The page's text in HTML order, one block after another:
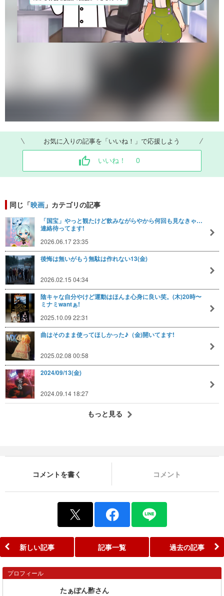
お気に入りの記事を「いいね！」で応援しよう
いいね！ 0
同じ「映画 」カテゴリの記事
「国宝」やっと観たけど飲みながらやから何回も見なきゃ…
連絡待ってます!
2026.06.17 23:35
後悔は無いがもう無駄は作れない13(金)
2026.02.15 04:34
陰キャな自分やけど運動はほんま心身に良い笑。(木)20時〜
ミナミwantぁ!
2025.10.09 22:31
曲はそのまま使ってほしかった♪（金)開いてます!
2025.02.08 00:58
2024/09/13(金)
2024.09.14 18:27
もっと見る
コメントを書く コメント
新しい記事 記事一覧 過去の記事
プロフィール
たぁぽん酢さん